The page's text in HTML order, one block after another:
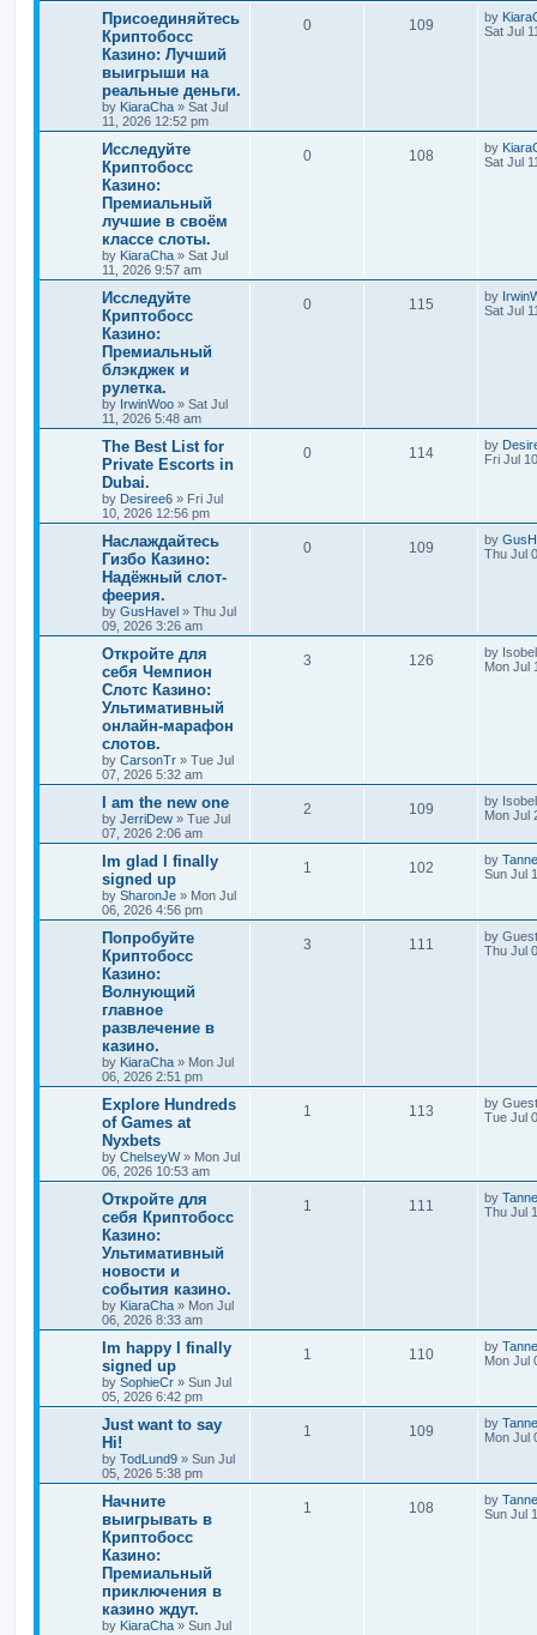
Присоединяйтесь
Криптобосс
Казино: Лучший
выигрыши на
реальные деньги.
by KiaraCha » Sat Jul
11, 2026 12:52 pm
0 109 by
Sat Jul
Исследуйте
Криптобосс
Казино:
Премиальный
лучшие в своём
классе слоты.
by KiaraCha » Sat Jul
11, 2026 9:57 am
0 108 by
Sat Jul
Исследуйте
Криптобосс
Казино:
Премиальный
блэкджек и
рулетка.
by IrwinWoo » Sat Jul
11, 2026 5:48 am
0 115 by
Sat Jul
The Best List for
Private Escorts in
Dubai.
by Desiree6 » Fri Jul
10, 2026 12:56 pm
0 114 by
Fri Jul
Наслаждайтесь
Гизбо Казино:
Надёжный слот-
феерия.
by GusHavel » Thu Jul
09, 2026 3:26 am
0 109 by
Thu Jul
Откройте для
себя Чемпион
Слотс Казино:
Ультимативный
онлайн-марафон
слотов.
by CarsonTr » Tue Jul
07, 2026 5:32 am
3 126 by Isobel
Mon Jul
I am the new one
by JerriDew » Tue Jul
07, 2026 2:06 am
2 109 by Isobel
Mon Jul
Im glad I finally
signed up
by SharonJe » Mon Jul
06, 2026 4:56 pm
1 102 by
Sun Jul
Попробуйте
Криптобосс
Казино:
Волнующий
главное
развлечение в
казино.
by KiaraCha » Mon Jul
06, 2026 2:51 pm
3 111 by Guest
Thu Jul
Explore Hundreds
of Games at
Nyxbets
by ChelseyW» Mon Jul
06, 2026 10:53 am
1 113 by Guest
Tue Jul
Откройте для
себя Криптобосс
Казино:
Ультимативный
новости и
события казино.
by KiaraCha » Mon Jul
06, 2026 8:33 am
1 111 by
Thu Jul
Im happy I finally
signed up
by SophieCr » Sun Jul
05, 2026 6:42 pm
1 110 by
Mon Jul
Just want to say
Hi!
by TodLund9 » Sun Jul
05, 2026 5:38 pm
1 109 by
Mon Jul
Начните
выигрывать в
Криптобосс
Казино:
Премиальный
приключения в
казино ждут.
by KiaraCha » Sun Jul
1 108 by
Sun Jul